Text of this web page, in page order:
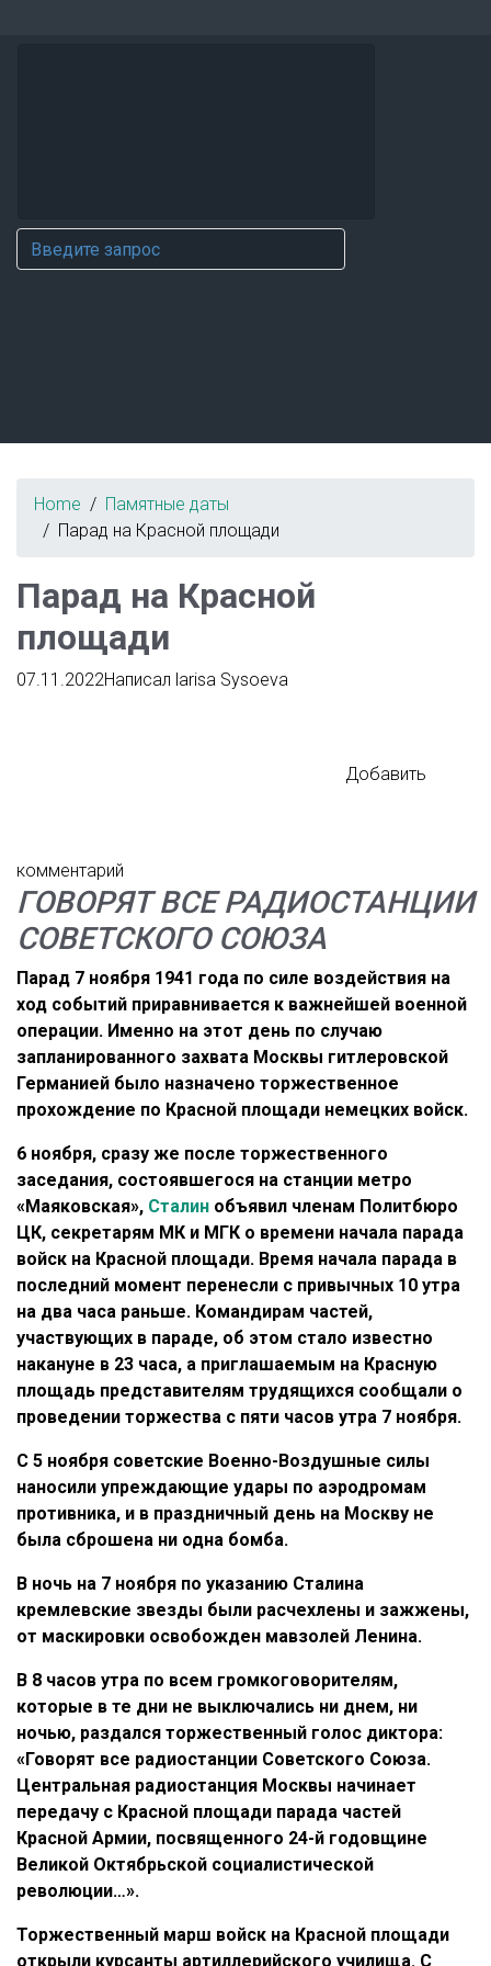
Home
Памятные даты
Парад на Красной площади
Парад на Красной
площади
07.11.2022Написал larisa Sysoeva
Добавить
комментарий
ГОВОРЯТ ВСЕ РАДИОСТАНЦИИ
СОВЕТСКОГО СОЮЗА
Парад 7 ноября 1941 года по силе воздействия на
ход событий приравнивается к важнейшей военной
операции. Именно на этот день по случаю
запланированного захвата Москвы гитлеровской
Германией было назначено торжественное
прохождение по Красной площади немецких войск.
6 ноября, сразу же после торжественного
заседания, состоявшегося на станции метро
«Маяковская», Сталин объявил членам Политбюро
ЦК, секретарям МК и МГК о времени начала парада
войск на Красной площади. Время начала парада в
последний момент перенесли с привычных 10 утра
на два часа раньше. Командирам частей,
участвующих в параде, об этом стало известно
накануне в 23 часа, а приглашаемым на Красную
площадь представителям трудящихся сообщали о
проведении торжества с пяти часов утра 7 ноября.
С 5 ноября советские Военно-Воздушные силы
наносили упреждающие удары по аэродромам
противника, и в праздничный день на Москву не
была сброшена ни одна бомба.
В ночь на 7 ноября по указанию Сталина
кремлевские звезды были расчехлены и зажжены,
от маскировки освобожден мавзолей Ленина.
В 8 часов утра по всем громкоговорителям,
которые в те дни не выключались ни днем, ни
ночью, раздался торжественный голос диктора:
«Говорят все радиостанции Советского Союза.
Центральная радиостанция Москвы начинает
передачу с Красной площади парада частей
Красной Армии, посвященного 24-й годовщине
Великой Октябрьской социалистической
революции…».
Торжественный марш войск на Красной площади
открыли курсанты артиллерийского училища. С